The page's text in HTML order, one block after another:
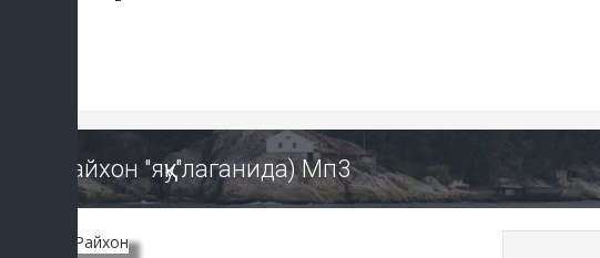
Райхон "яққу"лаганида) Мп3